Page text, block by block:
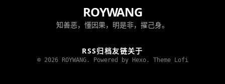
ROYWANG
知善恶，懂因果，明是非，擢己身。
RSS归档友链关于
© 2026 ROYWANG. Powered by Hexo. Theme Lofi